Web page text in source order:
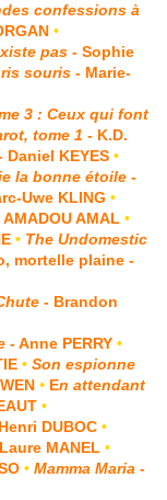
confessions à
•
pas- Sophie
souris - Marie-
3 : Ceux qui font
tome 1 - K.D.
Daniel KEYES •
la bonne étoile-
Uwe KLING •
AMAL •
• The Undomestic
mortelle plaine -
- Brandon
- Anne PERRY •
• Son espionne
• En attendant
•
DUBOC •
MANEL •
• Mamma Maria -